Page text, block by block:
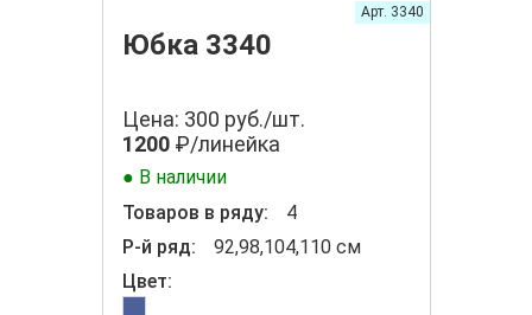
Юбка 3340
Арт. 3340
Цена: 300 руб./шт.
1200₽/линейка
● В наличии
Товаров в ряду:
4
Р-й ряд:
92,98,104,110 см
Цвет: